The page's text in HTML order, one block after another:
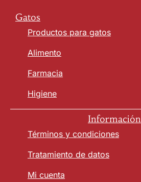
Gatos
Productos para gatos
Alimento
Farmacia
Higiene
Información
Términos y condiciones
Tratamiento de datos
Mi cuenta